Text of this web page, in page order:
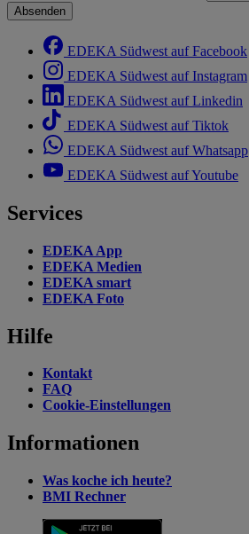
Absenden
EDEKA Südwest auf Facebook
EDEKA Südwest auf Instagram
EDEKA Südwest auf Linkedin
EDEKA Südwest auf Tiktok
EDEKA Südwest auf Whatsapp
EDEKA Südwest auf Youtube
Services
EDEKA App
EDEKA Medien
EDEKA smart
EDEKA Foto
Hilfe
Kontakt
FAQ
Cookie-Einstellungen
Informationen
Was koche ich heute?
BMI Rechner